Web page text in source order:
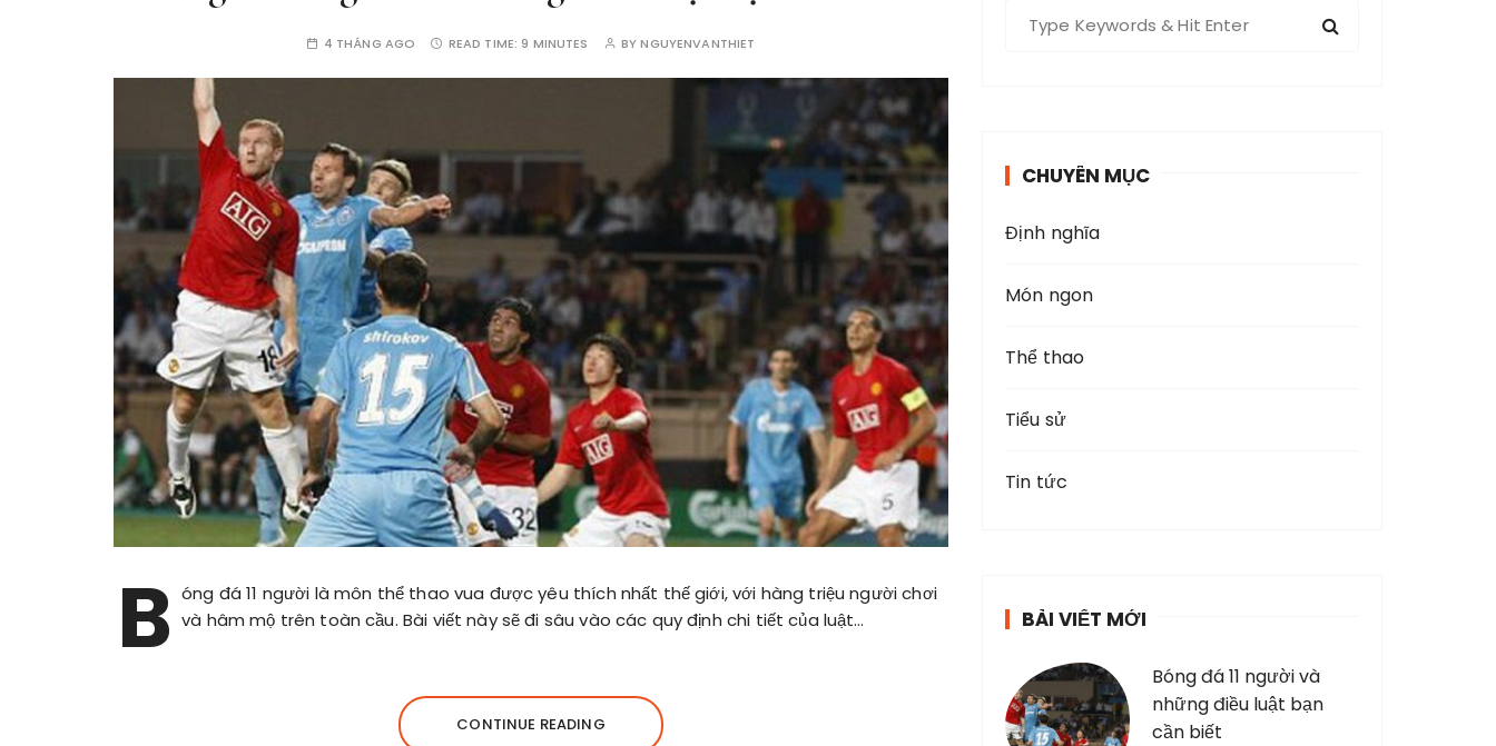
4 THÁNG AGO READ TIME: 9 MINUTES BYNGUYENVANTHIET
B óng đá 11 người là môn thể thao vua được yêu thích nhất thế giới, với hàng triệu người chơi
và hâm mộ trên toàn cầu. Bài viết này sẽ đi sâu vào các quy định chi tiết của luật…
CONTINUE READING
r
CHUYÊN MỤC
Định nghĩa
Món ngon
Thể thao
Tiểu sử
Tin tức
BÀI VIẾT MỚI
Bóng đá 11 người và
những điều luật bạn
cần biết